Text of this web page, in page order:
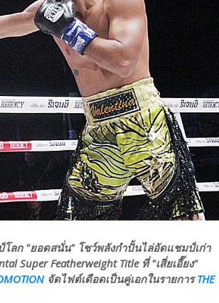
ก "ยอดสนั่น" โชว์พลังกำปั้นไล่อัดแชมป์เก่า
Super Featherweight Title ที่ "เสี่ยเอี๊ยง"
จัดไฟต์เดือดเป็นคู่เอกในรายการTHE